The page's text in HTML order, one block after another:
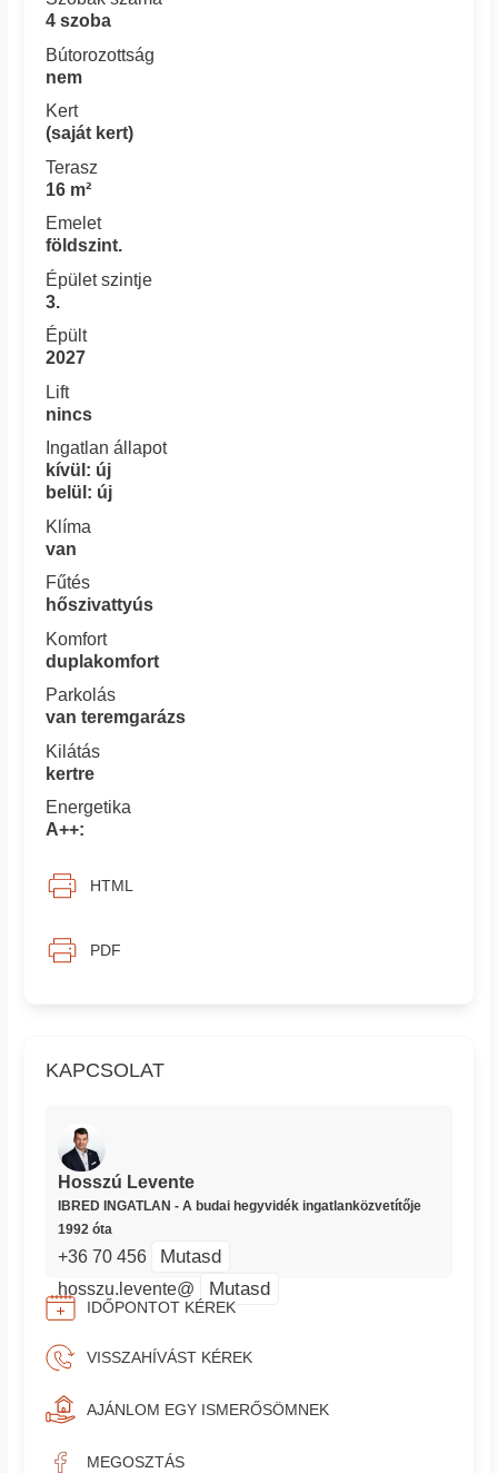
KAPCSOLAT
Hosszú Levente
IBRED INGATLAN - A budai hegyvidék ingatlanközvetítője
1992 óta
+36 70 456 Mutasd
hosszu.levente@ Mutasd
IDŐPONTOT KÉREK
VISSZAHÍVÁST KÉREK
AJÁNLOM EGY ISMERŐSÖMNEK
MEGOSZTÁS
4 szoba
Bútorozottság
nem
Kert
(saját kert)
Terasz
16 m²
Emelet
földszint.
Épület szintje
3.
Épült
2027
Lift
nincs
Ingatlan állapot
kívül: új
belül: új
Klíma
van
Fűtés
hőszivattyús
Komfort
duplakomfort
Parkolás
van teremgarázs
Kilátás
kertre
Energetika
A++:
HTML
PDF